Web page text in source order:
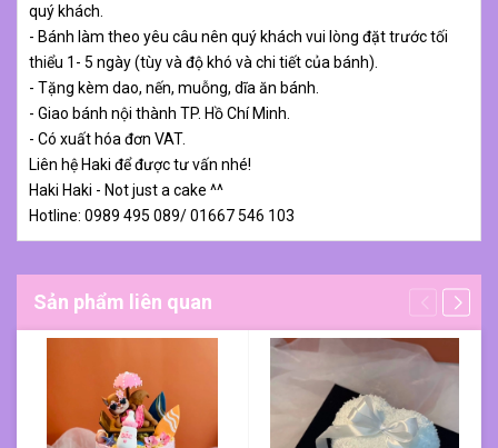
quý khách.
- Bánh làm theo yêu câu nên quý khách vui lòng đặt trước tối
thiểu 1- 5 ngày (tùy và độ khó và chi tiết của bánh).
- Tặng kèm dao, nến, muỗng, dĩa ăn bánh.
- Giao bánh nội thành TP. Hồ Chí Minh.
- Có xuất hóa đơn VAT.
Liên hệ Haki để được tư vấn nhé!
Haki Haki - Not just a cake ^^
Hotline: 0989 495 089/ 01667 546 103
Sản phẩm liên quan